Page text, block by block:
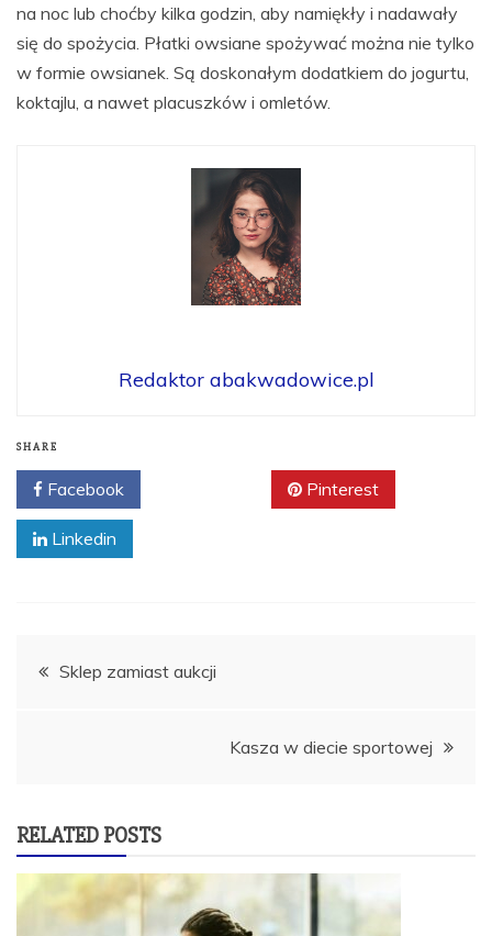
na noc lub choćby kilka godzin, aby namiękły i nadawały
się do spożycia. Płatki owsiane spożywać można nie tylko
w formie owsianek. Są doskonałym dodatkiem do jogurtu,
koktajlu, a nawet placuszków i omletów.
Redaktor abakwadowice.pl
SHARE
Facebook Pinterest
Linkedin
Nawigacja
Sklep zamiast aukcji
Kasza w diecie sportowej
RELATED POSTS